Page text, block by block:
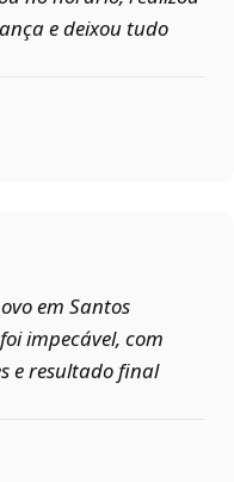
e deixou tudo
em Santos
impecável, com
e resultado final